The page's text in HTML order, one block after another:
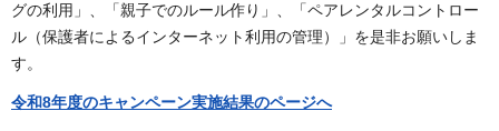
グの利用」、「親子でのルール作り」、「ペアレンタルコントロー
ル（保護者によるインターネット利用の管理）」を是非お願いしま
す。
令和8年度のキャンペーン実施結果のページへ